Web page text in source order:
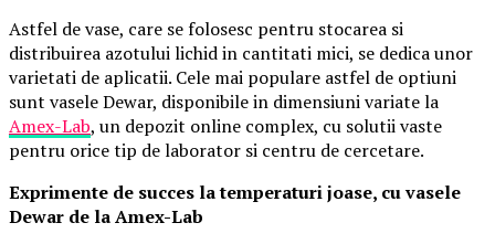
Astfel de vase, care se folosesc pentru stocarea si
distribuirea azotului lichid in cantitati mici, se dedica unor
varietati de aplicatii. Cele mai populare astfel de optiuni
sunt vasele Dewar, disponibile in dimensiuni variate la
Amex-Lab, un depozit online complex, cu solutii vaste
pentru orice tip de laborator si centru de cercetare.
Exprimente de succes la temperaturi joase, cu vasele
Dewar de la Amex-Lab